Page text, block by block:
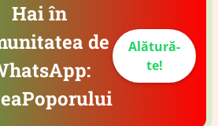
Hai în
de
Alătură-
te!